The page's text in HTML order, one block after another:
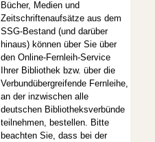
Bücher, Medien und
Zeitschriftenaufsätze aus dem
SSG-Bestand (und darüber
hinaus) können über Sie über
den Online-Fernleih-Service
Ihrer Bibliothek bzw. über die
Verbundübergreifende Fernleihe,
an der inzwischen alle
deutschen Bibliotheksverbünde
teilnehmen, bestellen. Bitte
beachten Sie, dass bei der